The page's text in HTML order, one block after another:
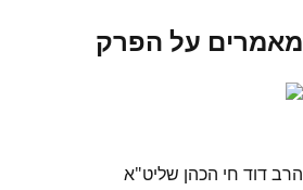
מאמרים על הפרק
הרב דוד חי הכהן שליט"א